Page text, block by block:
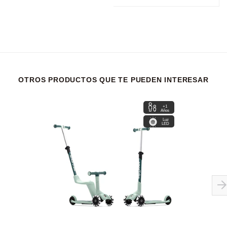
OTROS PRODUCTOS QUE TE PUEDEN INTERESAR
+1
Años
Luz
LED